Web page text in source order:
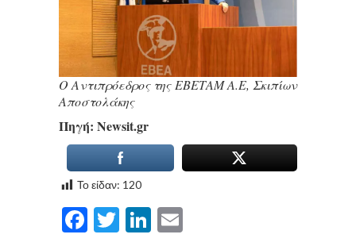
O Αντιπρόεδρος της ΕΒΕΤΑΜ Α.Ε, Σκιπίων
Αποστολάκης
Πηγή: Νewsit.gr
Το είδαν: 120
Facebook
TwitterLinkedIn